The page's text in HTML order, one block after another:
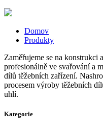
Domov
Produkty
Zaměřujeme se na konstrukci
profesionálně ve svařování a
dílů těžebních zařízení.
procesem výroby těžebních
uhlí.
Kategorie